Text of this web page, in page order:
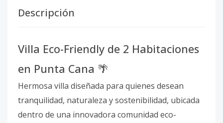
Descripción
Villa Eco-Friendly de 2 Habitaciones
en Punta Cana 🌴
Hermosa villa diseñada para quienes desean
tranquilidad, naturaleza y sostenibilidad, ubicada
dentro de una innovadora comunidad eco-